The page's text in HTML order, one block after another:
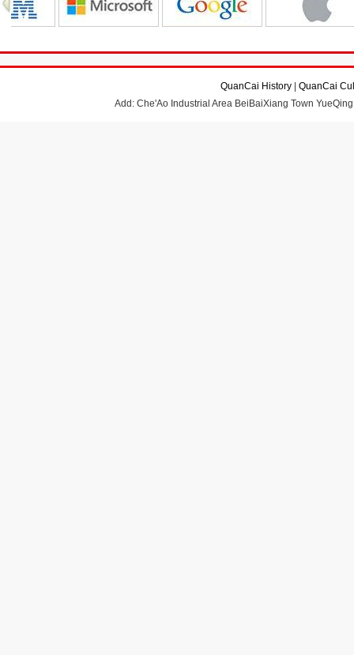
QuanCai History
QuanCai
Add: Che'Ao Industrial Area BeiBaiXiang Town